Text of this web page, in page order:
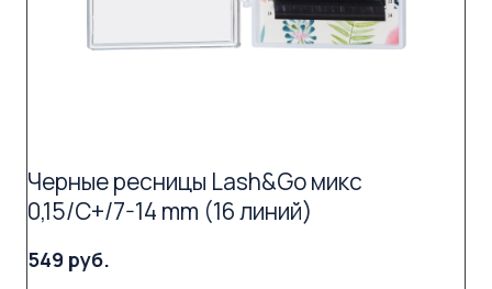
Черные ресницы Lash&Go микс
0,15/C+/7-14 mm (16 линий)
549 руб.